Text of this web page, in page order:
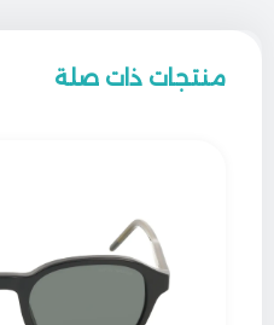
منتجات ذات صلة